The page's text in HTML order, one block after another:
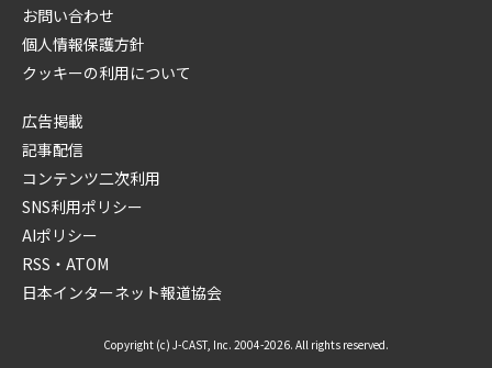
お問い合わせ
個人情報保護方針
クッキーの利用について
広告掲載
記事配信
コンテンツ二次利用
SNS利用ポリシー
AIポリシー
RSS・ATOM
日本インターネット報道協会
Copyright (c) J-CAST, Inc. 2004-2026. All rights reserved.